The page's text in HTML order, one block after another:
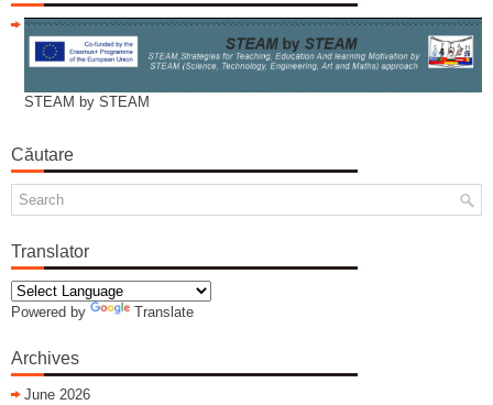
STEAM by STEAM
Căutare
Translator
Powered by Translate
Archives
June 2026